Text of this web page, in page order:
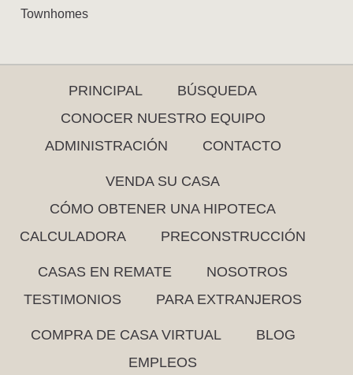
Townhomes
PRINCIPAL
BÚSQUEDA
CONOCER NUESTRO EQUIPO
ADMINISTRACIÓN
CONTACTO
VENDA SU CASA
CÓMO OBTENER UNA HIPOTECA
CALCULADORA
PRECONSTRUCCIÓN
CASAS EN REMATE
NOSOTROS
TESTIMONIOS
PARA EXTRANJEROS
COMPRA DE CASA VIRTUAL
BLOG
EMPLEOS